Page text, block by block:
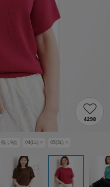
残り 9点 04(LL) × 05(3L) ×
4298